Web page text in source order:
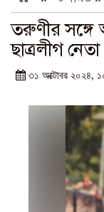
তরুণীর সঙ্গে
ছাত্রলীগ
৩১ অক্টোবর ২০২৪,